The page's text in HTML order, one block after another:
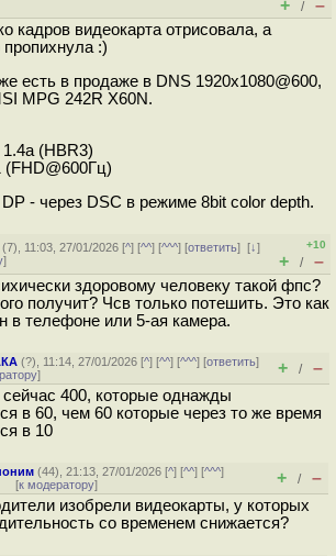
+ / –
кадров видеокарта отрисовала, а
:)
есть в продаже в DNS 1920x1080@600,
MPG 242R X60N.
(HBR3)
- через DSC в режиме 8bit color depth.
(7), 11:03, 27/01/2026 [^] [^^] [^^^] [ответить][↓]
]
+10
+ / –
здоровому человеку такой фпс?
получит? Чсв только потешить. Это как
в телефоне или 5-ая камера.
(?), 11:14, 27/01/2026 [^] [^^] [^^^] [ответить]
] + / –
400, которые однажды
в 60, чем 60 которые через то же время
в 10
(44), 21:13, 27/01/2026 [^] [^^] [^^^]
[к модератору] + / –
изобрели видеокарты, у которых
со временем снижается?